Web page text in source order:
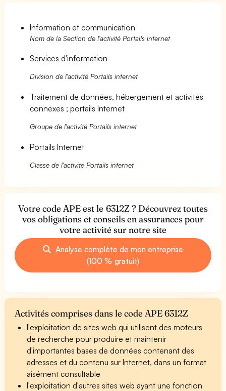
Information et communication
Nom de la Section de l'activité Portails internet
Services d'information
Division de l'activité Portails internet
Traitement de données, hébergement et activités
connexes ; portails Internet
Groupe de l'activité Portails internet
Portails Internet
Classe de l'activité Portails internet
Votre code APE est le 6312Z ? Découvrez toutes
vos obligations et conseils en assurances pour
votre activité sur notre site
Analyse complète de mon entreprise
(100 % gratuit)
Activités comprises dans le code APE 6312Z
l'exploitation de sites web qui utilisent des moteurs
de recherche pour produire et maintenir
d'importantes bases de données contenant des
adresses et du contenu sur Internet, dans un format
aisément consultable
l'exploitation d'autres sites web ayant une fonction